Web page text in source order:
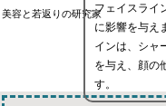
美容と若返りの研究家フェイスライ
に影響を与え
インは、シャ
を与え、顔の
す。